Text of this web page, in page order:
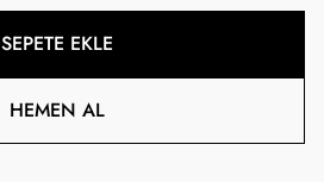
SEPETE EKLE
HEMEN AL